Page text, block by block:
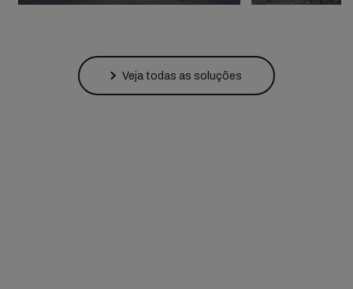
Veja todas as soluções